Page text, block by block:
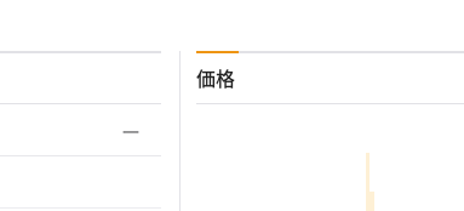
価格